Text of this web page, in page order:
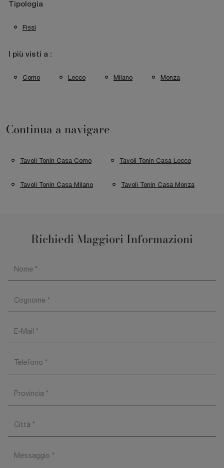
Tipologia
Fissi
I più visti a :
Como Lecco Milano Monza
Continua a navigare
Tavoli Tonin Casa Como Tavoli Tonin Casa Lecco
Tavoli Tonin Casa Milano Tavoli Tonin Casa Monza
Richiedi Maggiori Informazioni